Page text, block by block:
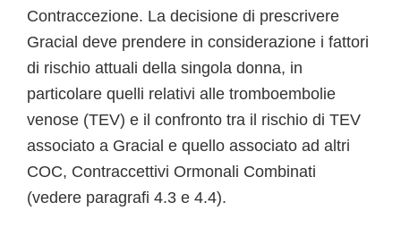
Contraccezione. La decisione di prescrivere
Gracial deve prendere in considerazione i fattori
di rischio attuali della singola donna, in
particolare quelli relativi alle tromboembolie
venose (TEV) e il confronto tra il rischio di TEV
associato a Gracial e quello associato ad altri
COC, Contraccettivi Ormonali Combinati
(vedere paragrafi 4.3 e 4.4).